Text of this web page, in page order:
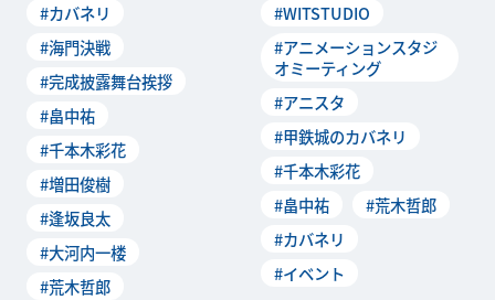
たオリジナルア
#カバネリ
#海門決戦
#完成披露舞台挨拶
#畠中祐
#千本木彩花
#増田俊樹
#逢坂良太
#大河内一楼
#荒木哲郎
ベント『アニ
#WITSTUDIO
#アニメーションスタジ
オミーティング
#アニスタ
#甲鉄城のカバネリ
#千本木彩花
#畠中祐
#荒木哲郎
#カバネリ
#イベント